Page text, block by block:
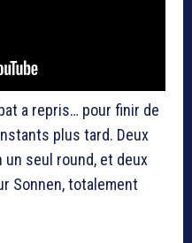
a repris… pour finir de
plus tard. Deux
seul round, et deux
Sonnen, totalement